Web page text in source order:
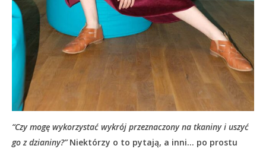
“Czy mogę wykorzystać wykrój przeznaczony na tkaniny i uszyć
go z dzianiny?”Niektórzy o to pytają, a inni… po prostu